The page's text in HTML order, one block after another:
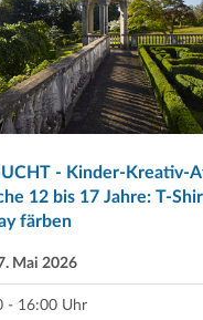
- Kinder-Kreativ-
12 bis 17 Jahre: T-
färben
Mai 2026
- 16:00 Uhr